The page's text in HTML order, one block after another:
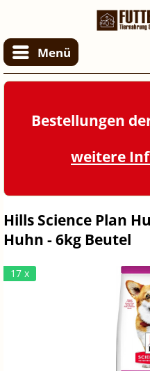
Menü
Bestellungen
weitere
Hills Science Plan
Huhn - 6kg Beutel
17 x